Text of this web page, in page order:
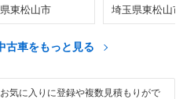
東松山市 埼玉県東松山市
古車をもっと見る
気に入りに登録や複数見積もりがで